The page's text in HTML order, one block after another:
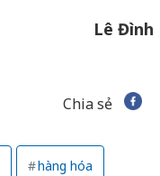
Lê Đình
Chia sẻ
hàng hóa